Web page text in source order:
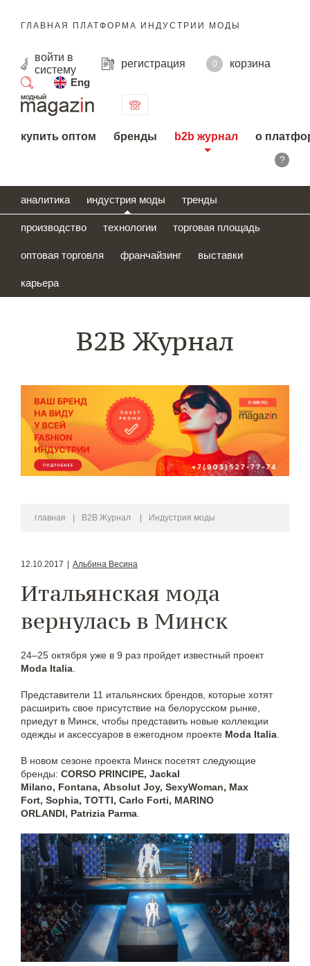
ГЛАВНАЯ ПЛАТФОРМА ИНДУСТРИИ МОДЫ
войти в
систему
регистрация 0
корзина
Eng
поиск
купить оптом бренды b2b журнал о
?
аналитика индустрия моды тренды
производство технологии торговая площадь
оптовая торговля франчайзинг выставки
карьера
B2B Журнал
главная B2B Журнал Индустрия моды
12.10.2017 Альбина Весина
Итальянская мода
вернулась в Минск
24–25 октября уже в 9 раз пройдет известный проект
Moda Italia
Представители 11 итальянских брендов, которые хотят
расширить свое присутствие на белорусском рынке,
приедут в Минск, чтобы представить новые коллекции
одежды и аксессуаров в ежегодном проекте Moda Italia
В новом сезоне проекта Минск посетят следующие
бренды: CORSO PRINCIPE, Jackal
Milano, Fontana, Absolut Joy, SexyWoman, Max
Fort, Sophia, TOTTI, Carlo Forti, MARINO
ORLANDI, Patrizia Parma